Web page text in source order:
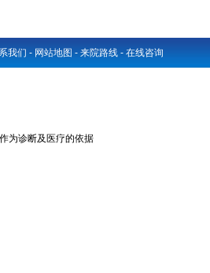
我们 - 网站地图 - 来院路线 - 在线咨询
为诊断及医疗的依据